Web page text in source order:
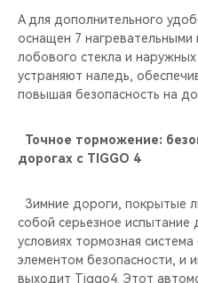
А для дополнительного
оснащен 7
лобового стекла и
устраняют наледь,
повышая безопасность на
Точное торможение:
дорогах с TIGGO 4
Зимние дороги, покрытые
собой серьезное испытание
условиях тормозная
элементом безопасности, и
выходит Tiggo4. Этот